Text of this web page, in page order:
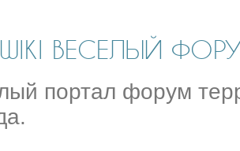
ВЕСЕЛЫЙ
портал форум